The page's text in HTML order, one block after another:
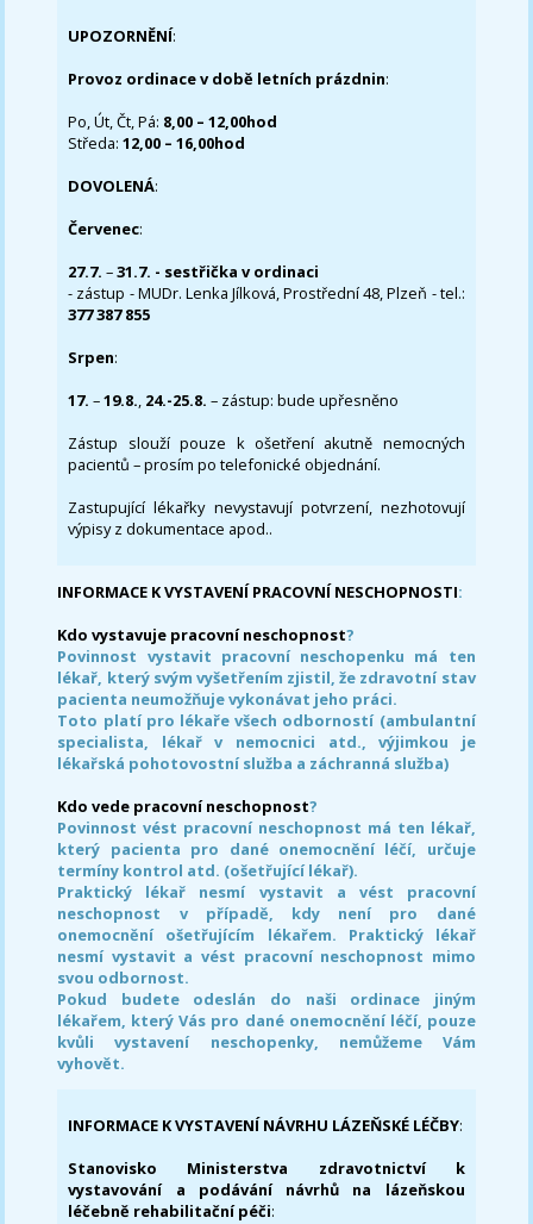
UPOZORNĚNÍ:
Provoz ordinace v době letních prázdnin:
Po, Út, Čt, Pá: 8,00 – 12,00hod
Středa:12,00 – 16,00hod
DOVOLENÁ:
Červenec:
27.7.–31.7. - sestřička v ordinaci
- zástup - MUDr. Lenka Jílková, Prostřední 48, Plzeň - tel.:
377 387 855
Srpen:
17. –19.8., 24.-25.8. – zástup: bude upřesněno
Zástup slouží pouze k ošetření akutně nemocných
pacientů – prosím po telefonické objednání.
Zastupující lékařky nevystavují potvrzení, nezhotovují
výpisy z dokumentace apod..
INFORMACE K VYSTAVENÍ PRACOVNÍ NESCHOPNOSTI:
Kdo vystavuje pracovní neschopnost?
Povinnost vystavit pracovní neschopenku má ten
lékař, který svým vyšetřením zjistil, že zdravotní stav
pacienta neumožňuje vykonávat jeho práci.
Toto platí pro lékaře všech odborností (ambulantní
specialista, lékař v nemocnici atd., výjimkou je
lékařská pohotovostní služba a záchranná služba)
Kdo vede pracovní neschopnost?
Povinnost vést pracovní neschopnost má ten lékař,
který pacienta pro dané onemocnění léčí, určuje
termíny kontrol atd. (ošetřující lékař).
Praktický lékař nesmí vystavit a vést pracovní
neschopnost v případě, kdy není pro dané
onemocnění ošetřujícím lékařem. Praktický lékař
nesmí vystavit a vést pracovní neschopnost mimo
svou odbornost.
Pokud budete odeslán do naši ordinace jiným
lékařem, který Vás pro dané onemocnění léčí, pouze
kvůli vystavení neschopenky, nemůžeme Vám
vyhovět.
INFORMACE K VYSTAVENÍ NÁVRHU LÁZEŇSKÉ LÉČBY:
Stanovisko Ministerstva zdravotnictví k
vystavování a podávání návrhů na lázeňskou
léčebně rehabilitační péči: